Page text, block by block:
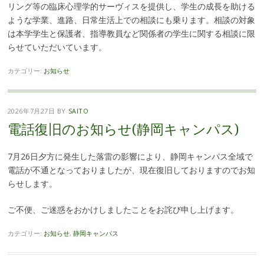
リング等の臨床心理学的サーヴィスを提供し、学生の成長を助ける
ような学業、進路、日常生活上での相談にも乗ります。相談の対象
は本学学生と保護者、指導教員など関係者の学生に関する相談に限
らせていただいています。
カテゴリー: お知らせ
2026年7月27日 BY SAITO
電話復旧のお知らせ(静岡キャンパス)
7月26日夕方に発生した落雷の影響により、静岡キャンパス全域で
電話が不通となっておりましたが、現在復旧しておりますのでお知
らせします。
ご不便、ご迷惑をおかけしましたことをお詫び申し上げます。
カテゴリー: お知らせ, 静岡キャンパス